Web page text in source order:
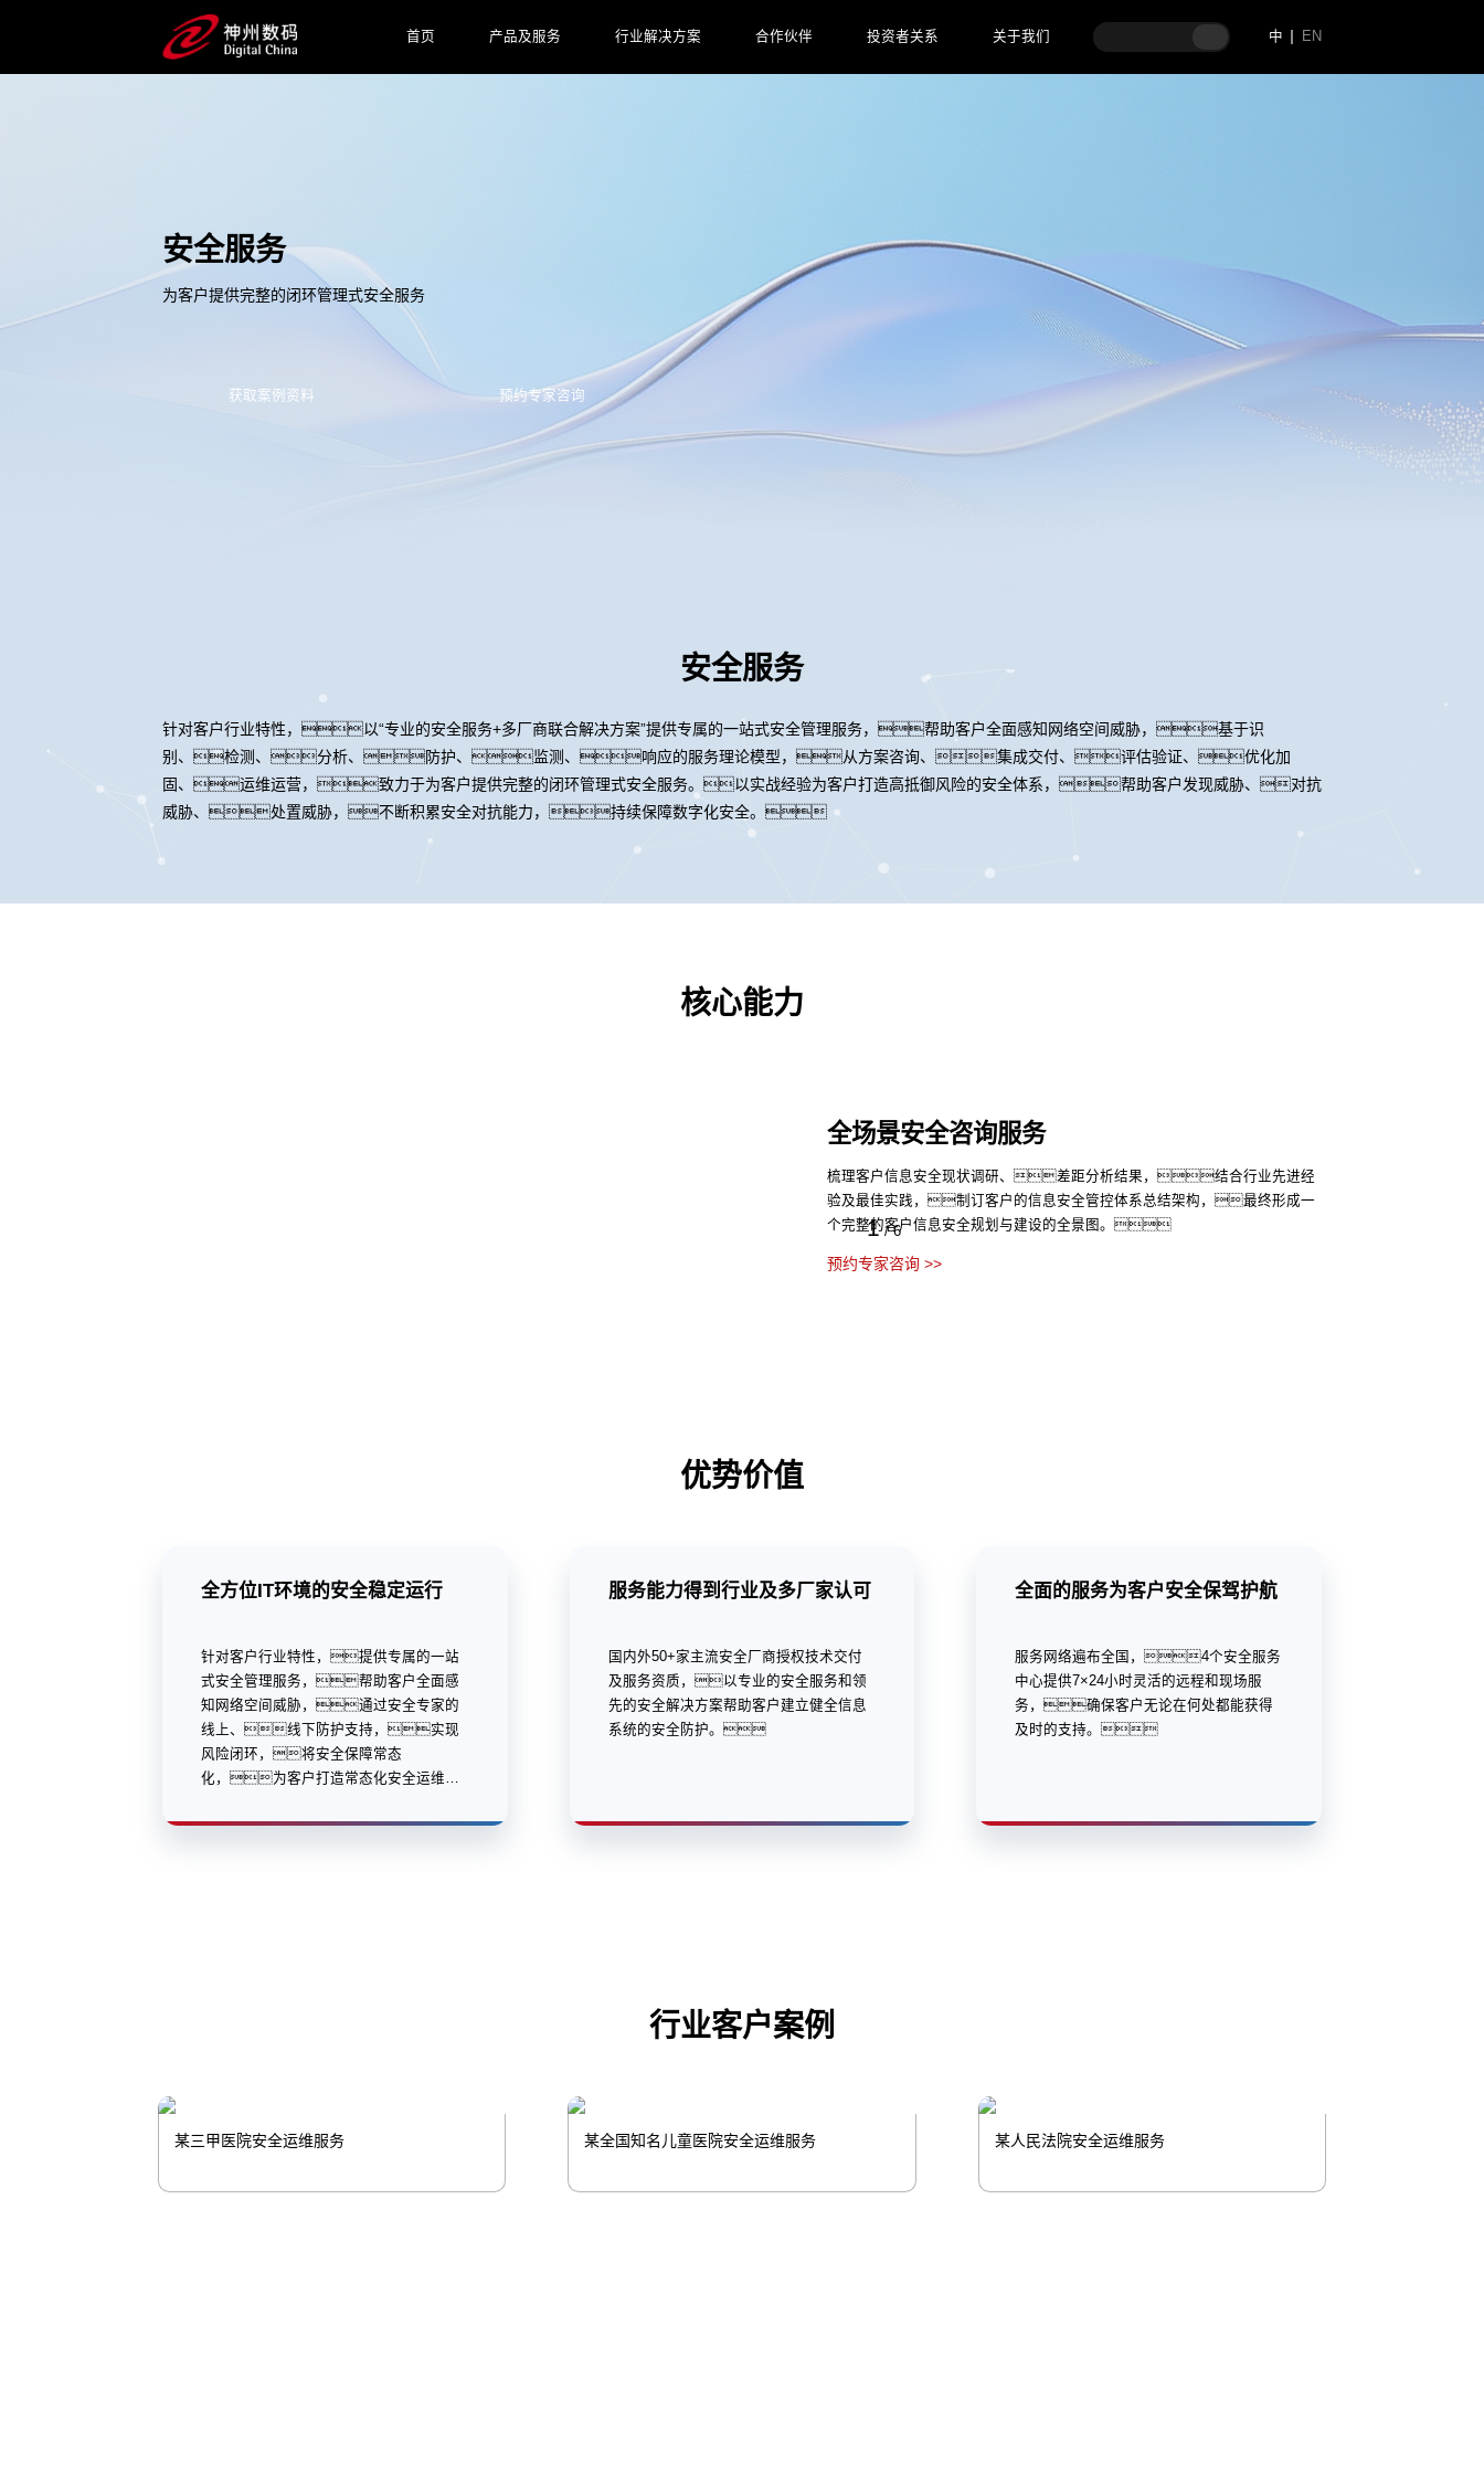
首页 产品及服务 行业解决方案 合作伙伴 投资者关系 关于我们 中 EN
安全服务
为客户提供完整的闭环管理式安全服务
获取案例资料 预约专家咨询
安全服务
针对客户行业特性，以“专业的安全服务+多厂商联合解决方案”提供专属的一站式安全管理服务，帮助客户全面感知网络空间威胁，基于识
别、检测、分析、防护、监测、响应的服务理论模型，从方案咨询、集成交付、评估验证、优化加
固、运维运营，致力于为客户提供完整的闭环管理式安全服务。以实战经验为客户打造高抵御风险的安全体系，帮助客户发现威胁、对抗
威胁、处置威胁，不断积累安全对抗能力，持续保障数字化安全。
核心能力
2/6
等保咨询服务
通过专业的法律咨询解读、合规架构体现、差异化解决方
案、测试实施支持等服务，为客户量身打造等保合规体系。
预约专家咨询 >>
优势价值
式安全管理服务，帮助客户全面感
知网络空间威胁，通过安全专家的
线上、线下防护支持，实现
风险闭环，将安全保障常态
化，为客户打造常态化安全运维运
营服务。
及服务资质，以专业的安全服务和领
先的安全解决方案帮助客户建立健全信息
系统的安全防护。
中心提供7×24小时灵活的远程和现场服
务，确保客户无论在何处都能获得
及时的支持。
行业客户案例
某三甲医院安全运维服务 某全国知名儿童医院安全运维服务 某人民法院安全运维服务